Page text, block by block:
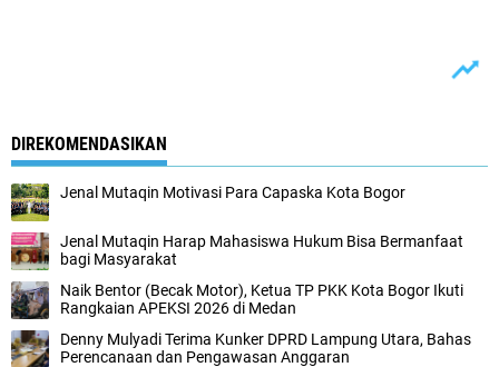
DIREKOMENDASIKAN
Jenal Mutaqin Motivasi Para Capaska Kota Bogor
Jenal Mutaqin Harap Mahasiswa Hukum Bisa Bermanfaat
bagi Masyarakat
Naik Bentor (Becak Motor), Ketua TP PKK Kota Bogor Ikuti
Rangkaian APEKSI 2026 di Medan
Denny Mulyadi Terima Kunker DPRD Lampung Utara, Bahas
Perencanaan dan Pengawasan Anggaran